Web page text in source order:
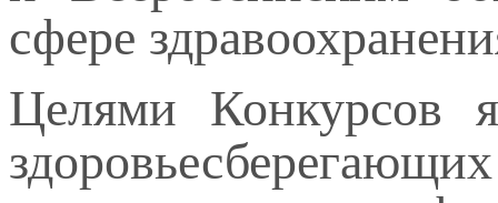
сфере
Целями Конкурсов